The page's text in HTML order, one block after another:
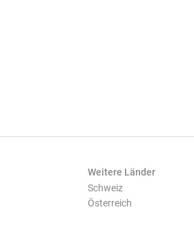
Weitere Länder
Schweiz
Österreich